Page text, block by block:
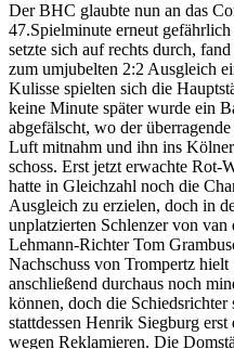
Der BHC glaubte nun an das
47.Spielminute erneut
setzte sich auf rechts durch,
zum umjubelten 2:2 Ausgleich
Kulisse spielten sich die
keine Minute später wurde ein
abgefälscht, wo der
Luft mitnahm und ihn ins
schoss. Erst jetzt erwachte Rot-
hatte in Gleichzahl noch die
Ausgleich zu erzielen, doch in
unplatzierten Schlenzer von
Lehmann-Richter Tom
Nachschuss von Trompertz
anschließend durchaus noch
können, doch die Schiedsrichter
stattdessen Henrik Siegburg
wegen Reklamieren. Die